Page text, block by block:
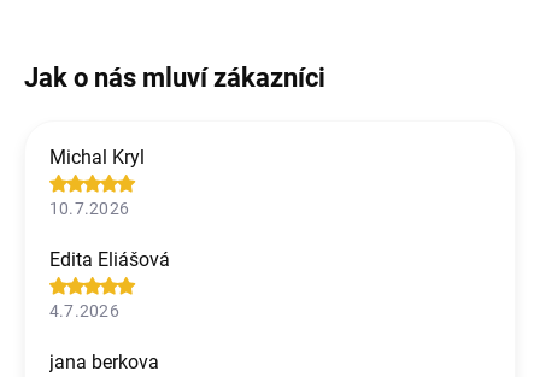
Michal Kryl
10.7.2026
Edita Eliášová
4.7.2026
jana berkova